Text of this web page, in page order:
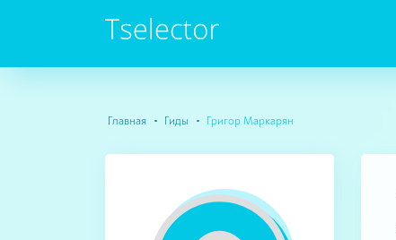
Главная Гиды Григор Маркарян